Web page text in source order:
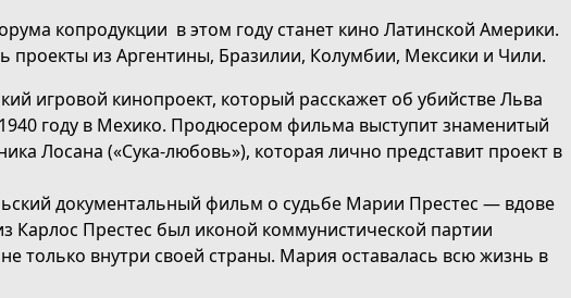
копродукции в этом году станет кино Латинской Америки.
проекты из Аргентины, Бразилии, Колумбии, Мексики и Чили.
игровой кинопроект, который расскажет об убийстве Льва
году в Мехико. Продюсером фильма выступит знаменитый
Лосана («Сука-любовь»), которая лично представит проект в
документальный фильм о судьбе Марии Престес — вдове
Карлос Престес был иконой коммунистической партии
только внутри своей страны. Мария оставалась всю жизнь в